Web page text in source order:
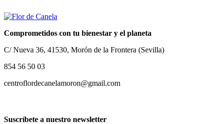
Comprometidos con tu bienestar y el planeta
C/ Nueva 36, 41530, Morón de la Frontera (Sevilla)
854 56 50 03
centroflordecanelamoron@gmail.com
Suscríbete a nuestro newsletter